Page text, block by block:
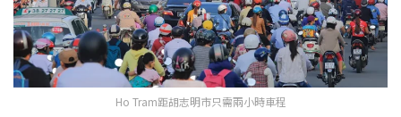
Ho Tram距胡志明市只需兩小時車程